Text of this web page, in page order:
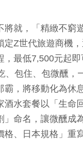
就，「精緻不窮
定Z世代旅遊商機
，最低7,500元起即
、包住、包微醺，
霸，將移動化為休
酒水套餐以「生命
」命名，讓微醺成
格、日本規格」重